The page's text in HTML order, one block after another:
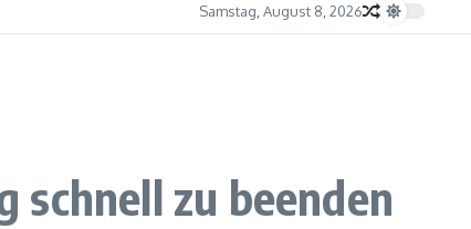
Samstag, August 8, 2026
zu beenden